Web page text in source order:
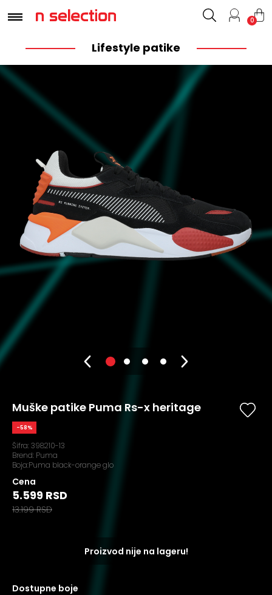
0
Lifestyle patike
Muške patike Puma Rs-x heritage
-58%
Šifra:398210-13
Brend: Puma
Boja:Puma black-orange glo
Cena
5.599 RSD
13.199 RSD
Proizvod nije na lageru!
dostupne boje